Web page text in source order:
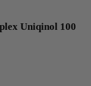
Uniqinol 100